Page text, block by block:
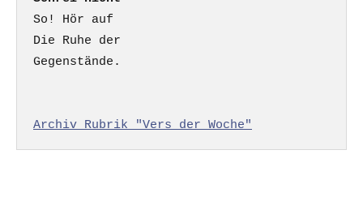
So! Hör auf
Die Ruhe der
Gegenstände.
Archiv Rubrik "Vers der Woche"